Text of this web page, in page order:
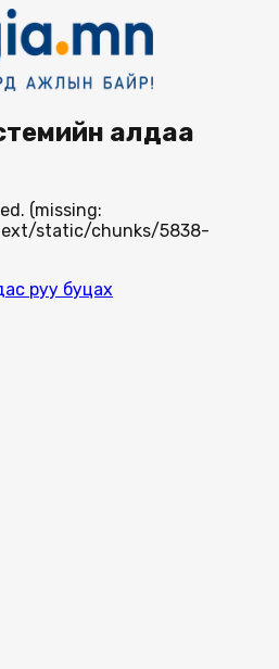
алдаа
(missing:
static/chunks/5838-
руу буцах